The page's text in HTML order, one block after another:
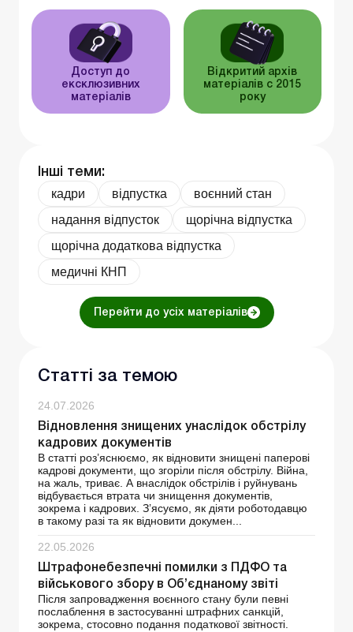
Доступ до
ексклюзивних
матеріалів
Відкритий архів
матеріалів c 2015
року
Інші теми:
кадри відпустка
воєнний стан
надання відпусток
щорічна відпустка
щорічна додаткова відпустка
медичні КНП
Перейти до усіх матеріалів
Статті за темою
24.07.2026
Відновлення знищених унаслідок обстрілу
кадрових документів
В статті роз’яснюємо, як відновити знищені паперові
кадрові документи, що згоріли після обстрілу. Війна,
на жаль, триває. А внаслідок обстрілів і руйнувань
відбувається втрата чи знищення документів,
зокрема і кадрових. З’ясуємо, як діяти роботодавцю
в такому разі та як відновити докумен...
22.05.2026
Штрафонебезпечні помилки з ПДФО та
військового збору в Об’єднаному звіті
Після запровадження воєнного стану були певні
послаблення в застосуванні штрафних санкцій,
зокрема, стосовно подання податкової звітності.